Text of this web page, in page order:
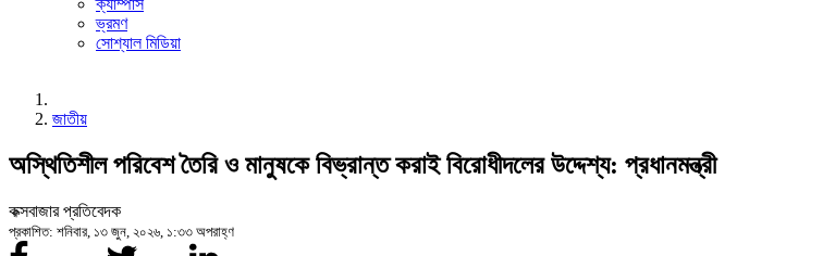
ক্যাম্পাস
ভ্রমণ
সোশ্যাল মিডিয়া
জাতীয়
অস্থিতিশীল পরিবেশ তৈরি ও মানুষকে বিভ্রান্ত করাই বিরোধীদলের উদ্দেশ্য: প্রধানমন্ত্রী
কক্সবাজার প্রতিবেদক
প্রকাশিত: শনিবার, ১৩ জুন, ২০২৬, ১:৩৩ অপরাহ্ণ